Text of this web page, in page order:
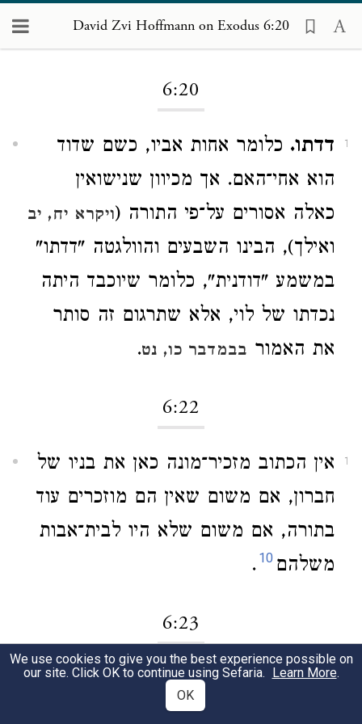
David Zvi Hoffmann on Exodus 6:20
6:20
1 דדתו. כלומר אחות אביו, כשם שדוד
הוא אחי־האם. אך מכיוון שנישואין
כאלה אסורים על־פי התורה (ויקרא יח, יב
ואילך), הבינו השבעים והוולגטה "דדתו"
במשמע "דודנית", כלומר שיוכבד היתה
נכדתו של לוי, אלא שתרגום זה סותר
את האמור בבמדבר כו, נט.
6:22
1
אין הכתוב מזכיר־מונה כאן את בניו של
חברון, אם משום שאין הם מוזכרים עוד
בתורה, אם משום שלא היו לבית־אבות
משלהם 10
.
6:23
אלישבע בת־עמינדב.אמם של הכהנים
מוזכרת כאן במיוחד על ייחוסה - היא
We use cookies to give you the best experience possible on
our site. Click OK to continue using Sefaria. Learn More.
OK